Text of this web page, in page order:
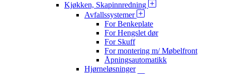
Kjøkken, Skapinnredning
Avfallssystemer
For Benkeplate
For Hengslet dør
For Skuff
For montering m/ Møbelfront
Åpningsautomatikk
Hjørneløsninger